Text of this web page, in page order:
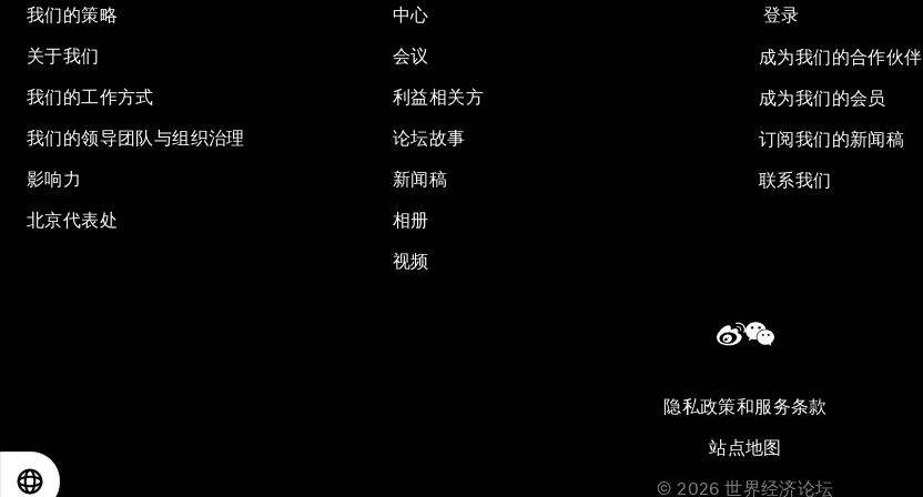
我们的策略
关于我们
我们的工作方式
我们的领导团队与组织治理
影响力
北京代表处
中心
会议
利益相关方
论坛故事
新闻稿
相册
视频
登录
成为我们的合作伙伴
成为我们的会员
订阅我们的新闻稿
联系我们
隐私政策和服务条款
站点地图
© 2026 世界经济论坛